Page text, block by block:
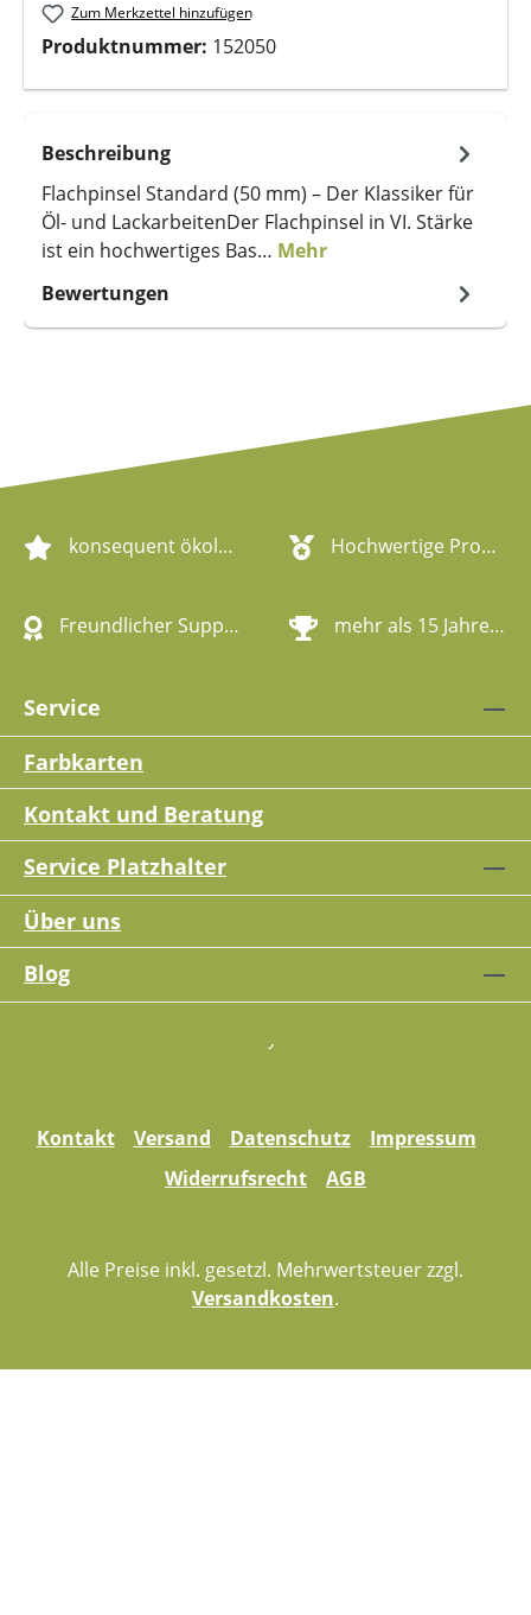
Zum Merkzettel hinzufügen
Produktnummer: 152050
Beschreibung
Flachpinsel Standard (50 mm) – Der Klassiker für
Öl- und LackarbeitenDer Flachpinsel in VI. Stärke
ist ein hochwertiges Bas… Mehr
Bewertungen
konsequent ökologische Artikel Hochwertige Produktqualität
Freundlicher Support mehr als 15 Jahre Erfahrung
Service
Farbkarten
Kontakt und Beratung
Service Platzhalter
Über uns
Blog
Kontakt Versand Datenschutz
Impressum
Widerrufsrecht
AGB
Alle Preise inkl. gesetzl. Mehrwertsteuer zzgl.
Versandkosten.